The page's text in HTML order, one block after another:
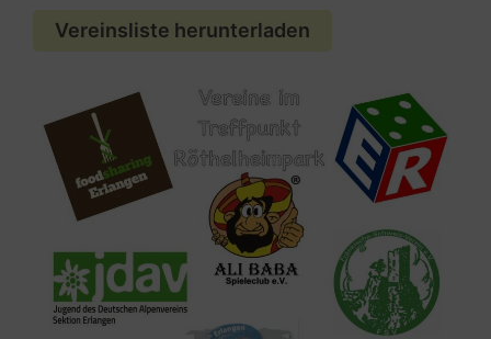
Vereinsliste herunterladen